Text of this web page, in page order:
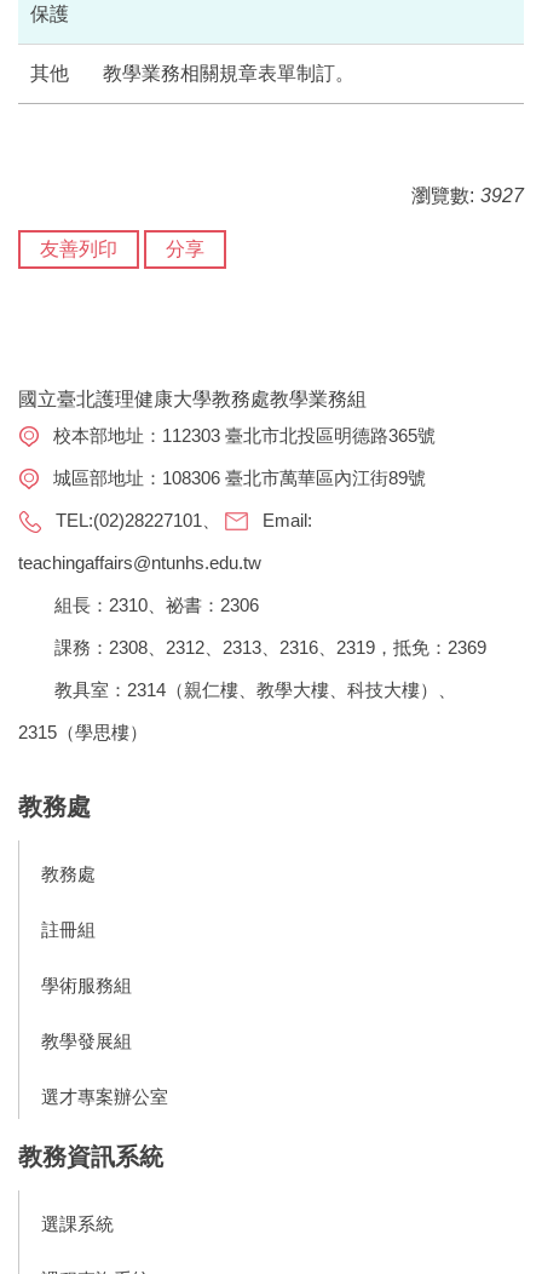
保護
其他 教學業務相關規章表單制訂。
瀏覽數: 3927
友善列印 分享
國立臺北護理健康大學教務處教學業務組
校本部地址：112303 臺北市北投區明德路365號
城區部地址：108306 臺北市萬華區內江街89號
TEL:(02)28227101、 Email:
teachingaffairs@ntunhs.edu.tw
組長：2310、祕書：2306
課務：2308、2312、2313、2316、2319，抵免：2369
教具室：2314（親仁樓、教學大樓、科技大樓）、
2315（學思樓）
教務處
教務處
註冊組
學術服務組
教學發展組
選才專案辦公室
教務資訊系統
選課系統